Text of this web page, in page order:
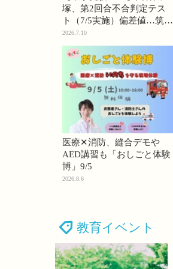
塚、第2回合不合判定テス
ト（7/5実施）偏差値…筑駒
74・桜蔭70＜PR＞
2026.7.10
医療✕消防、縫合デモや
AED講習も「おしごと体験
博」9/5
2026.8.6
教育イベント